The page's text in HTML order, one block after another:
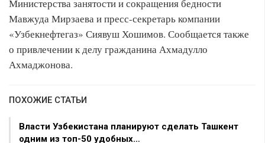
Министерства занятости и сокращения бедности
Мавжуда Мирзаева и пресс-секретарь компании
«Узбекнефтегаз» Сиявуш Хошимов. Сообщается также
о привлечении к делу гражданина Ахмадулло
Ахмаджонова.
ПОХОЖИЕ СТАТЬИ
Власти Узбекистана планируют сделать Ташкент
одним из топ-50 удобных…